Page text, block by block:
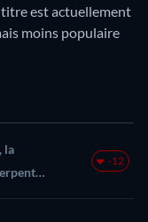
titre est actuellement
moins populaire
la
-12